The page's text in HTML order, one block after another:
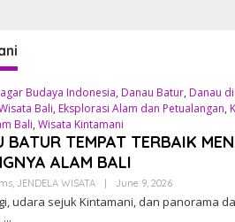
Budaya Indonesia, Danau Batur, Danau
Bali, Eksplorasi Alam dan Petualangan,
Bali, Wisata Kintamani
BATUR TEMPAT TERBAIK
ALAM BALI
, JENDELA WISATA June 9, 2026B
A
udara sejuk Kintamani, dan panorama